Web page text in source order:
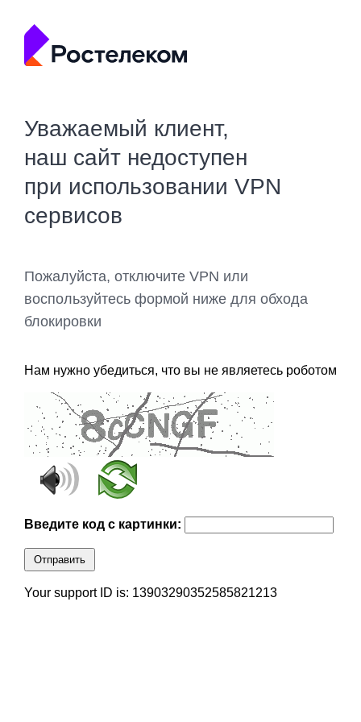
Уважаемый клиент,
наш сайт недоступен
при использовании VPN
сервисов
Пожалуйста, отключите VPN или
воспользуйтесь формой ниже для обхода
блокировки
Нам нужно убедиться, что вы не являетесь роботом
Введите код с картинки:
Отправить
Your support ID is: 13903290352585821213